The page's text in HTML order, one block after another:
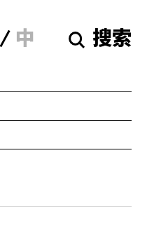
中 搜索